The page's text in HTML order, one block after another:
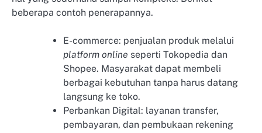
beberapa contoh penerapannya.
E-commerce: penjualan produk melalui
platform online seperti Tokopedia dan
Shopee. Masyarakat dapat membeli
berbagai kebutuhan tanpa harus datang
langsung ke toko.
Perbankan Digital: layanan transfer,
pembayaran, dan pembukaan rekening